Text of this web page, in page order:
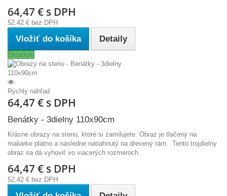
64,47 € s DPH
52,42 € bez DPH
Vložiť do košíka Detaily
Skladom
Rýchly náhľad
64,47 € s DPH
Benátky - 3dielny 110x90cm
Krásne obrazy na stenu, ktoré si zamilujete. Obraz je tlačený na
maliarke plátno a následne natiahnutý na drevený rám. Tento trojdielny
obraz sa dá vyhoviť vo viacerých rozmeroch.
64,47 € s DPH
52,42 € bez DPH